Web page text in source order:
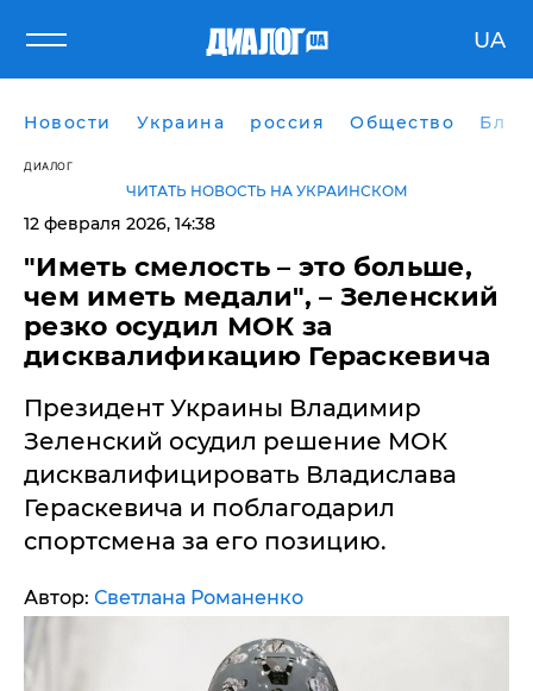
UA
Новости Украина россия Общество
ДИАЛОГ
ЧИТАТЬ НОВОСТЬ НА УКРАИНСКОМ
12 февраля 2026, 14:38
"Иметь смелость – это больше,
чем иметь медали", – Зеленский
резко осудил МОК за
дисквалификацию Гераскевича
Президент Украины Владимир
Зеленский осудил решение МОК
дисквалифицировать Владислава
Гераскевича и поблагодарил
спортсмена за его позицию.
Автор: Светлана Романенко